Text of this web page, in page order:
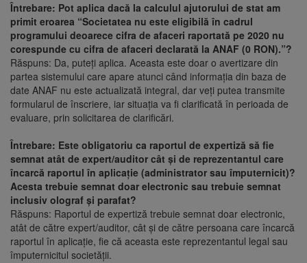
Întrebare: Pot aplica dacă la calculul ajutorului de stat am
primit eroarea “Societatea nu este eligibilă în cadrul
programului deoarece cifra de afaceri raportată pe 2020 nu
corespunde cu cifra de afaceri declarată la ANAF (0 RON).”?
Răspuns: Da, puteți aplica. Aceasta este doar o avertizare din
partea sistemului care apare atunci când informația din baza de
date ANAF nu este actualizată integral, dar veți putea transmite
formularul de înscriere, iar situația va fi clarificată în perioada de
evaluare, prin solicitarea de clarificări.
Întrebare: Este obligatoriu ca raportul de expertiză să fie
semnat atât de expert/auditor cât și de reprezentantul care
încarcă raportul în aplicație (administrator sau împuternicit)?
Acesta trebuie semnat doar electronic sau trebuie semnat
inclusiv olograf și parafat?
Răspuns: Raportul de expertiză trebuie semnat doar electronic,
atât de către expert/auditor, cât și de către persoana care încarcă
raportul în aplicație, fie că aceasta este reprezentantul legal sau
împuternicitul societății.